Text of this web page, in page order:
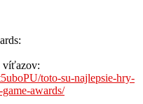
víťazov:
toto-su-najlepsie-hry-
awards/